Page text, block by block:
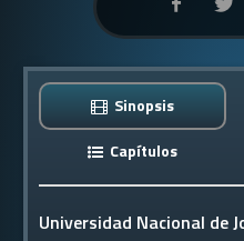
Sinopsis
Capítulos
Universidad Nacional de